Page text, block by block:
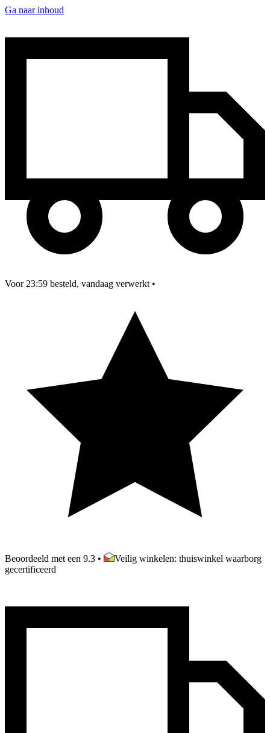
Ga naar inhoud
Voor 23:59 besteld, vandaag verwerkt •
Beoordeeld met een 9.3 •
Veilig winkelen: thuiswinkel waarborg
gecertificeerd